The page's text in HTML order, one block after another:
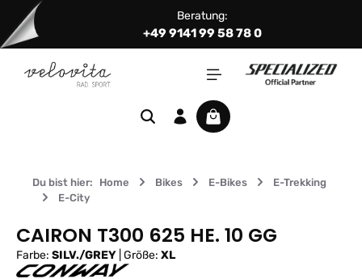
Zum Hauptinhalt springen Beratung:
+49 9141 99 58 78 0
Warenkorb enthält 0
Du bist hier: Home Bikes E-Bikes
E-Trekking
E-City
CAIRON T300 625 HE. 10 GG
Farbe: SILV./GREY Größe: XL